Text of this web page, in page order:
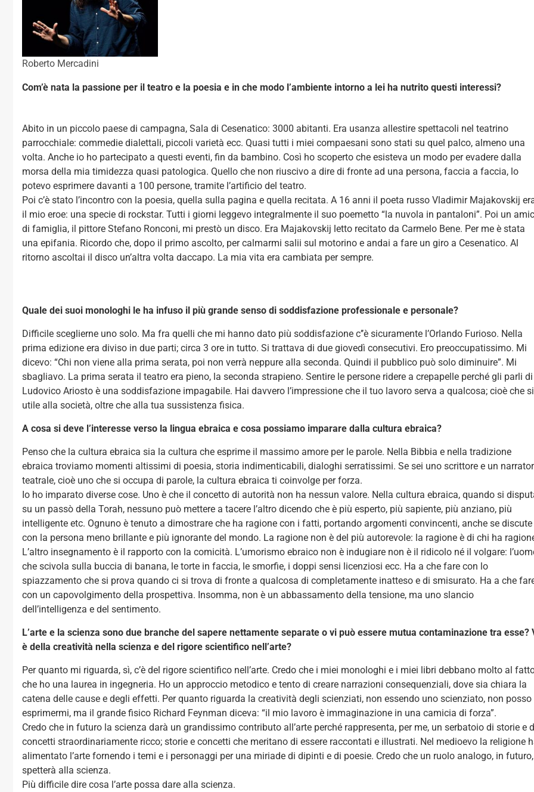
Roberto Mercadini
Com’è nata la passione per il teatro e la poesia e in che modo l’ambiente intorno a lei ha nutrito questi interessi?
Abito in un piccolo paese di campagna, Sala di Cesenatico: 3000 abitanti. Era usanza allestire spettacoli nel teatrino
parrocchiale: commedie dialettali, piccoli varietà ecc. Quasi tutti i miei compaesani sono stati su quel palco, almeno una
volta. Anche io ho partecipato a questi eventi, fin da bambino. Così ho scoperto che esisteva un modo per evadere dalla
morsa della mia timidezza quasi patologica. Quello che non riuscivo a dire di fronte ad una persona, faccia a faccia, lo
potevo esprimere davanti a 100 persone, tramite l’artificio del teatro.
Poi c’è stato l’incontro con la poesia, quella sulla pagina e quella recitata. A 16 anni il poeta russo Vladimir Majakovskij
il mio eroe: una specie di rockstar. Tutti i giorni leggevo integralmente il suo poemetto “la nuvola in pantaloni”. Poi un
di famiglia, il pittore Stefano Ronconi, mi prestò un disco. Era Majakovskij letto recitato da Carmelo Bene. Per me è stata
una epifania. Ricordo che, dopo il primo ascolto, per calmarmi salii sul motorino e andai a fare un giro a Cesenatico. Al
ritorno ascoltai il disco un’altra volta daccapo. La mia vita era cambiata per sempre.
Quale dei suoi monologhi le ha infuso il più grande senso di soddisfazione professionale e personale?
Difficile sceglierne uno solo. Ma fra quelli che mi hanno dato più soddisfazione c’’è sicuramente l’Orlando Furioso. Nella
prima edizione era diviso in due parti; circa 3 ore in tutto. Si trattava di due giovedì consecutivi. Ero preoccupatissimo. Mi
dicevo: “Chi non viene alla prima serata, poi non verrà neppure alla seconda. Quindi il pubblico può solo diminuire”. Mi
sbagliavo. La prima serata il teatro era pieno, la seconda strapieno. Sentire le persone ridere a crepapelle perché gli parli di
Ludovico Ariosto è una soddisfazione impagabile. Hai davvero l’impressione che il tuo lavoro serva a qualcosa; cioè che
utile alla società, oltre che alla tua sussistenza fisica.
A cosa si deve l’interesse verso la lingua ebraica e cosa possiamo imparare dalla cultura ebraica?
Penso che la cultura ebraica sia la cultura che esprime il massimo amore per le parole. Nella Bibbia e nella tradizione
ebraica troviamo momenti altissimi di poesia, storia indimenticabili, dialoghi serratissimi. Se sei uno scrittore e un
teatrale, cioè uno che si occupa di parole, la cultura ebraica ti coinvolge per forza.
Io ho imparato diverse cose. Uno è che il concetto di autorità non ha nessun valore. Nella cultura ebraica, quando si
su un passò della Torah, nessuno può mettere a tacere l’altro dicendo che è più esperto, più sapiente, più anziano, più
intelligente etc. Ognuno è tenuto a dimostrare che ha ragione con i fatti, portando argomenti convincenti, anche se discute
con la persona meno brillante e più ignorante del mondo. La ragione non è del più autorevole: la ragione è di chi ha
L’altro insegnamento è il rapporto con la comicità. L’umorismo ebraico non è indugiare non è il ridicolo né il volgare:
che scivola sulla buccia di banana, le torte in faccia, le smorfie, i doppi sensi licenziosi ecc. Ha a che fare con lo
spiazzamento che si prova quando ci si trova di fronte a qualcosa di completamente inatteso e di smisurato. Ha a che
con un capovolgimento della prospettiva. Insomma, non è un abbassamento della tensione, ma uno slancio
dell’intelligenza e del sentimento.
L’arte e la scienza sono due branche del sapere nettamente separate o vi può essere mutua contaminazione tra esse?
è della creatività nella scienza e del rigore scientifico nell’arte?
Per quanto mi riguarda, sì, c’è del rigore scientifico nell’arte. Credo che i miei monologhi e i miei libri debbano molto al
che ho una laurea in ingegneria. Ho un approccio metodico e tento di creare narrazioni consequenziali, dove sia chiara la
catena delle cause e degli effetti. Per quanto riguarda la creatività degli scienziati, non essendo uno scienziato, non posso
esprimermi, ma il grande fisico Richard Feynman diceva: “il mio lavoro è immaginazione in una camicia di forza”.
Credo che in futuro la scienza darà un grandissimo contributo all’arte perché rappresenta, per me, un serbatoio di storie e
concetti straordinariamente ricco; storie e concetti che meritano di essere raccontati e illustrati. Nel medioevo la religione
alimentato l’arte fornendo i temi e i personaggi per una miriade di dipinti e di poesie. Credo che un ruolo analogo, in futuro,
spetterà alla scienza.
Più difficile dire cosa l’arte possa dare alla scienza.